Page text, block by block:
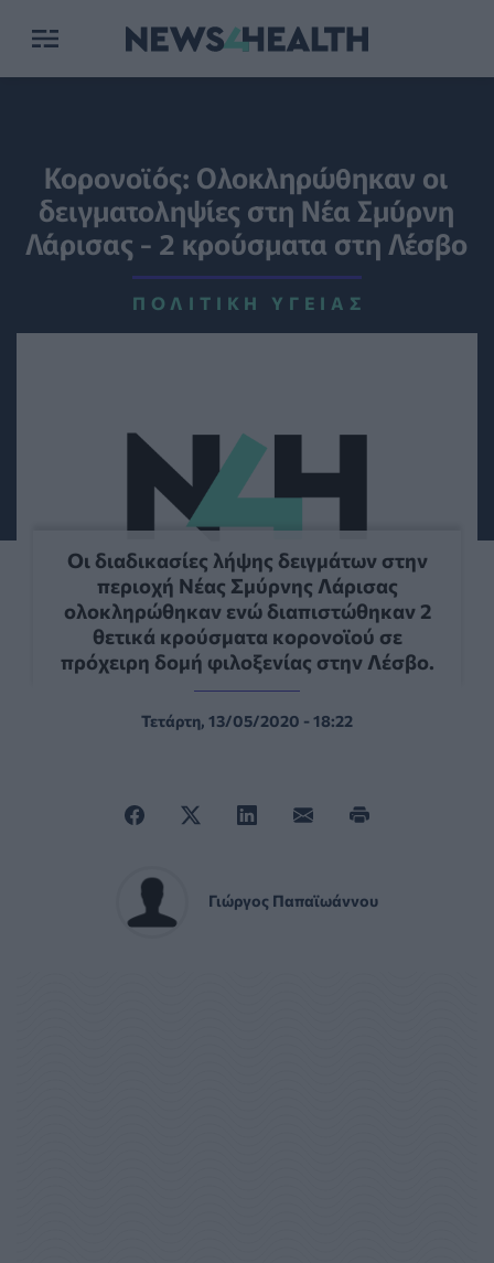
Κορονοϊός: Ολοκληρώθηκαν οι
δειγματοληψίες στη Νέα Σμύρνη
Λάρισας - 2 κρούσματα στη Λέσβο
ΠΟΛΙΤΙΚΉ ΥΓΕΊΑΣ
Οι διαδικασίες λήψης δειγμάτων στην
περιοχή Νέας Σμύρνης Λάρισας
ολοκληρώθηκαν ενώ διαπιστώθηκαν 2
θετικά κρούσματα κορονοϊού σε
πρόχειρη δομή φιλοξενίας στην Λέσβο.
Τετάρτη, 13/05/2020 - 18:22
Γιώργος Παπαϊωάννου